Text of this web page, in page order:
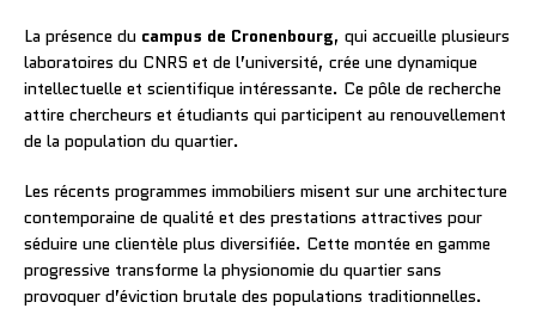
La présence du campus de Cronenbourg, qui accueille plusieurs
laboratoires du CNRS et de l’université, crée une dynamique
intellectuelle et scientifique intéressante. Ce pôle de recherche
attire chercheurs et étudiants qui participent au renouvellement
de la population du quartier.
Les récents programmes immobiliers misent sur une architecture
contemporaine de qualité et des prestations attractives pour
séduire une clientèle plus diversifiée. Cette montée en gamme
progressive transforme la physionomie du quartier sans
provoquer d’éviction brutale des populations traditionnelles.